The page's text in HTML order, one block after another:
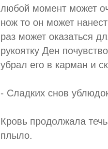
любой момент может
нож то он может
раз может оказаться
рукоятку Ден
убрал его в карман и
- Сладких снов
Кровь продолжала
плыло.